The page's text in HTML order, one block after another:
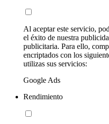
Al aceptar este servicio,
el éxito de nuestra
publicitaria. Para ello,
encriptados con los
utilizas sus servicios:
Google Ads
Rendimiento